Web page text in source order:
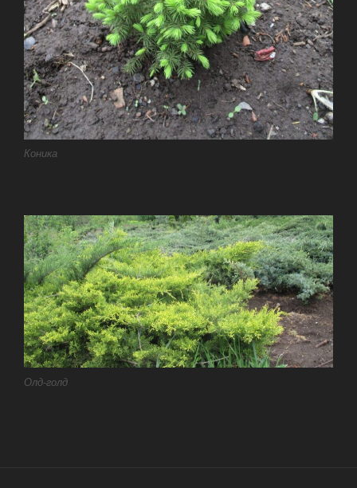
Коника
Олд-голд